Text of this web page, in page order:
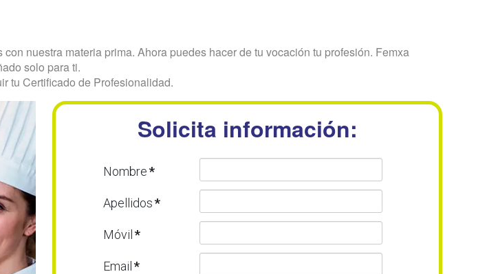
nuestra materia prima. Ahora puedes hacer de tu vocación tu profesión. Femxa
solo para ti.
tu Certificado de Profesionalidad.
Solicita información:
Nombre*
Apellidos*
Móvil *
Email *